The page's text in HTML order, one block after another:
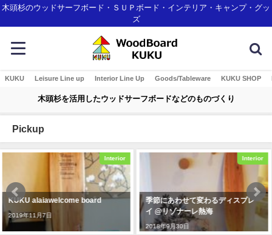
木頭杉のウッドサーフボード・ＳＵＰボード・インテリア・キャンプ・グッ
ズ
KUKU Leisure Line up Interior Line Up Goods/Tableware KUKU SHOP
木頭杉を活用したウッドサーフボードなどのものづくり
Pickup
Interior
季節にあわせて変わるディスプレ
イ @リゾナーレ熱海
Interior
サーフテイストな店舗や結婚式場
むけインテリアグッズをご紹介！
2021年9月8日